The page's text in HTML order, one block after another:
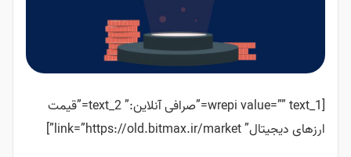
[wrepi value=”” text_1=”صرافی آنلاین:” text_2=”قیمت
ارزهای دیجیتال” link=”https://old.bitmax.ir/market”]